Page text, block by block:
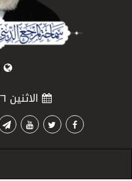
الاثنين ٢٦ صفر ١٤٤٨ هـ